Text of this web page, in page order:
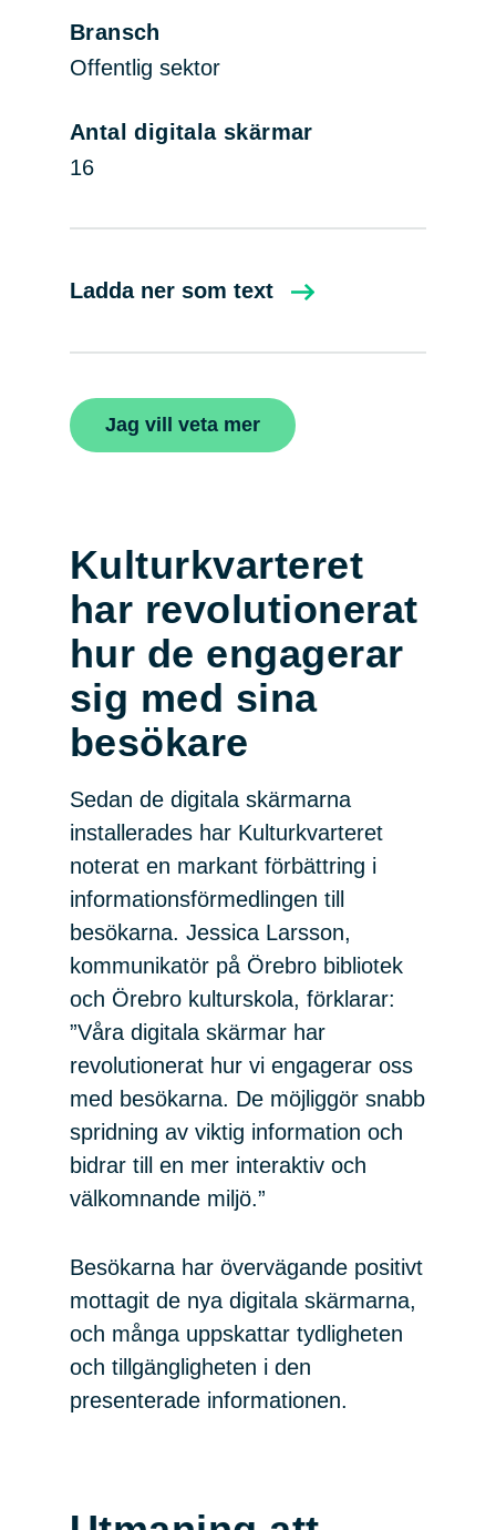
Bransch
Offentlig sektor
Antal digitala skärmar
16
Ladda ner som text
Jag vill veta mer
Kulturkvarteret
har revolutionerat
hur de engagerar
sig med sina
besökare
Sedan de digitala skärmarna
installerades har Kulturkvarteret
noterat en markant förbättring i
informationsförmedlingen till
besökarna. Jessica Larsson,
kommunikatör på Örebro bibliotek
och Örebro kulturskola, förklarar:
”Våra digitala skärmar har
revolutionerat hur vi engagerar oss
med besökarna. De möjliggör snabb
spridning av viktig information och
bidrar till en mer interaktiv och
välkomnande miljö.”
Besökarna har övervägande positivt
mottagit de nya digitala skärmarna,
och många uppskattar tydligheten
och tillgängligheten i den
presenterade informationen.